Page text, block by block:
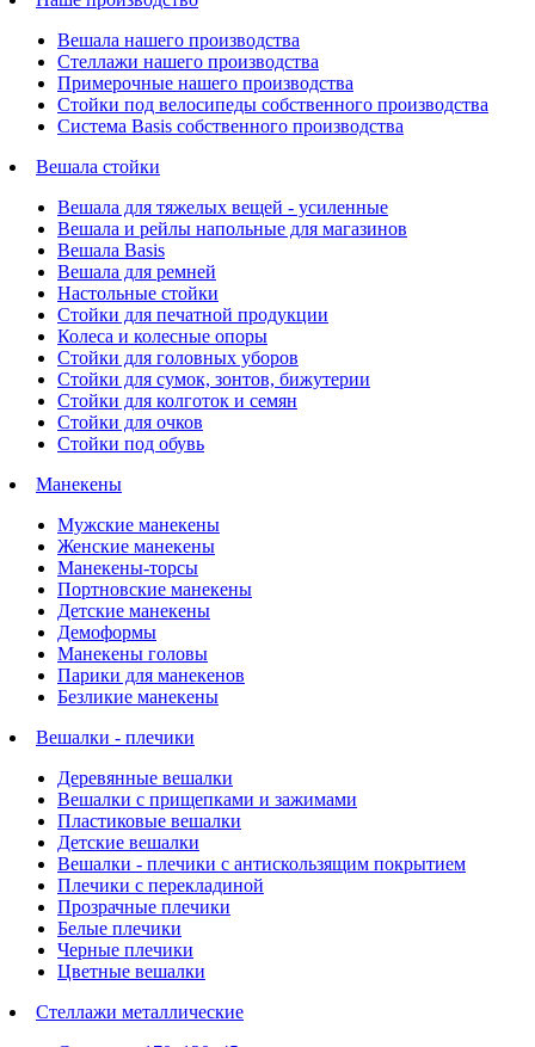
Вешала нашего производства
Стеллажи нашего производства
Примерочные нашего производства
Стойки под велосипеды собственного производства
Система Basis собственного производства
Вешала стойки
Вешала для тяжелых вещей - усиленные
Вешала и рейлы напольные для магазинов
Вешала Basis
Вешала для ремней
Настольные стойки
Стойки для печатной продукции
Колеса и колесные опоры
Стойки для головных уборов
Стойки для сумок, зонтов, бижутерии
Стойки для колготок и семян
Стойки для очков
Стойки под обувь
Манекены
Мужские манекены
Женские манекены
Манекены-торсы
Портновские манекены
Детские манекены
Демоформы
Манекены головы
Парики для манекенов
Безликие манекены
Вешалки - плечики
Деревянные вешалки
Вешалки с прищепками и зажимами
Пластиковые вешалки
Детские вешалки
Вешалки - плечики с антискользящим покрытием
Плечики с перекладиной
Прозрачные плечики
Белые плечики
Черные плечики
Цветные вешалки
Стеллажи металлические